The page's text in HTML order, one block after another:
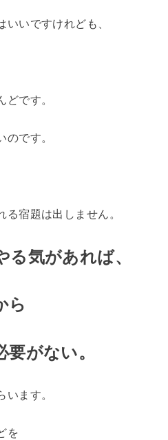
いですけれども、
どです。
です。
宿題は出しません。
気があれば、
ら
がない。
います。
を